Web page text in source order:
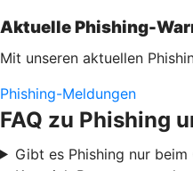
Aktuelle Phishing-
Mit unseren aktuellen
Phishing-Meldungen
FAQ zu Phishing
Gibt es Phishing nur beim